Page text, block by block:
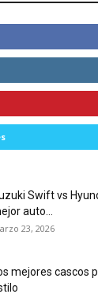
Swift vs
auto...
23, 2026
mejores cascos